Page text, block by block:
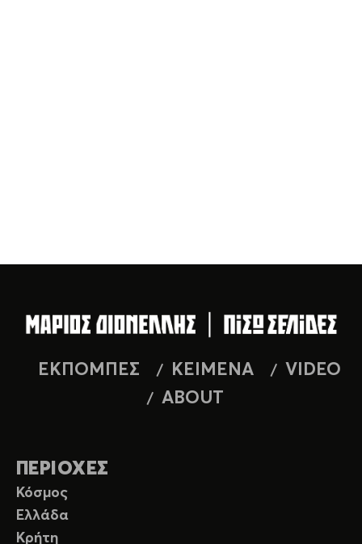
ΕΚΠΟΜΠΕΣ ΚΕΙΜΕΝΑ
VIDEO
ABOUT
ΠΕΡΙΟΧΕΣ
Κόσμος
Ελλάδα
Κρήτη